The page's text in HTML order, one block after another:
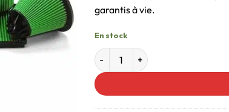
garantis à vie.
En stock